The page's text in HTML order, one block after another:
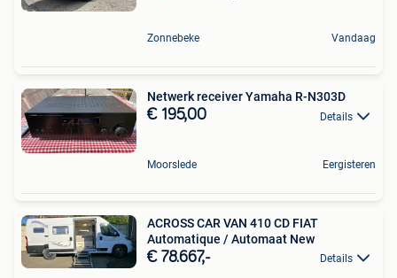
Zonnebeke Vandaag
Netwerk receiver Yamaha R-N303D
€ 195,00 Details
Moorslede Eergisteren
ACROSS CAR VAN 410 CD FIAT
Automatique / Automaat New
€ 78.667,- Details